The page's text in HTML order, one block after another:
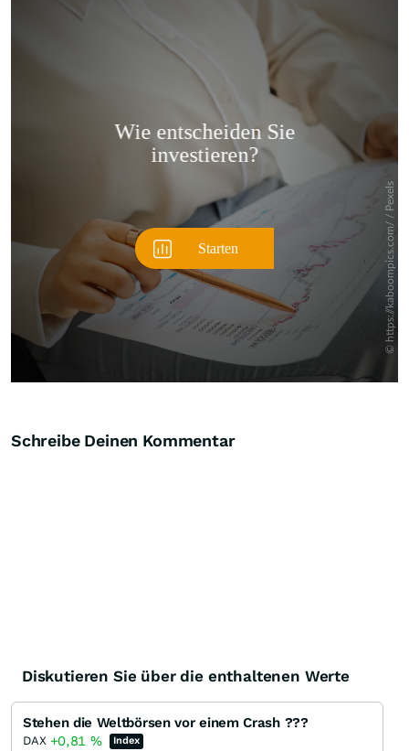
Überspringen
Schreibe Deinen Kommentar
Diskutieren Sie über die enthaltenen Werte
Stehen die Weltbörsen vor einem Crash ???
DAX +0,81 % Index